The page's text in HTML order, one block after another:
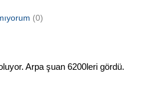
(0)
Arpa şuan 6200leri gördü.